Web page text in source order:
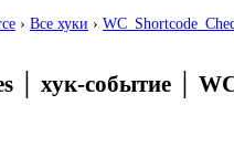
› Все хуки ›
хук-событие